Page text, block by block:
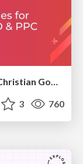
brightonSEO & MeasureFest 2025 - Christian Goodrich - Winning strategies for Black Friday CRO & PPC
3 760